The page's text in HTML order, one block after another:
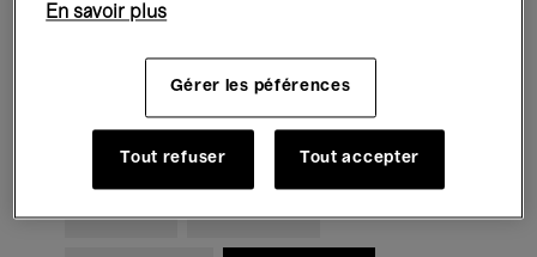
Rencontres & Débats
Musique classique Global Music
Musique électronique
Pour tous Kids’ Palace
En savoir plus
Gérer les péférences
Tout refuser Tout accepter